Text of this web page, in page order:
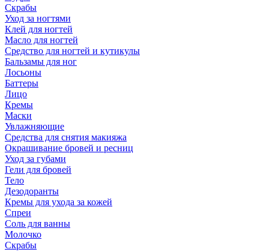
Скрабы
Уход за ногтями
Клей для ногтей
Масло для ногтей
Средство для ногтей и кутикулы
Бальзамы для ног
Лосьоны
Баттеры
Лицо
Кремы
Маски
Увлажняющие
Средства для снятия макияжа
Окрашивание бровей и ресниц
Уход за губами
Гели для бровей
Тело
Дезодоранты
Кремы для ухода за кожей
Спреи
Соль для ванны
Молочко
Скрабы